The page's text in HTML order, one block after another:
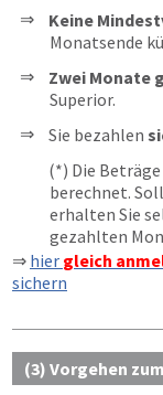
Keine
Monatsende
Zwei Monate
Superior.
Sie bezahlen
(*) Die
berechnet.
erhalten Sie
gezahlten
⇒ hier gleich
sichern
(3) Vorgehen